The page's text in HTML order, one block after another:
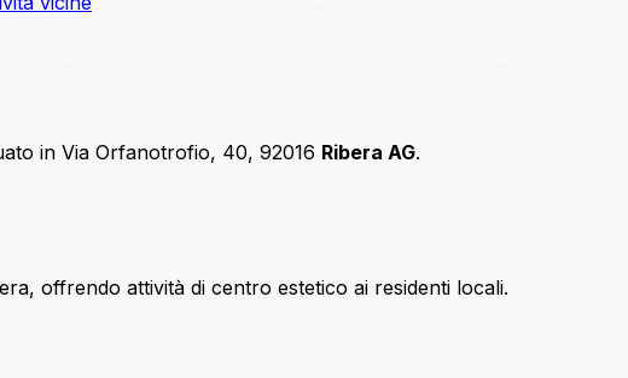
in Via Orfanotrofio, 40, 92016 Ribera AG.
offrendo attività di centro estetico ai residenti locali.